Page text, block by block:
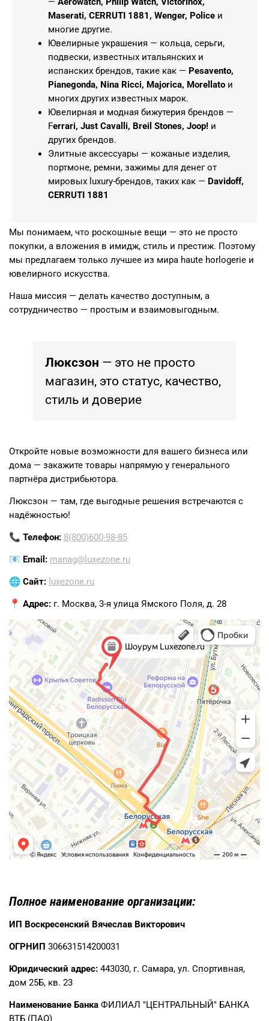
Maserati, CERRUTI 1881, Wenger, Police и
многие другие.
Ювелирные украшения — кольца, серьги,
подвески, известных итальянских и
испанских брендов, такие как — Pesavento,
Pianegonda, Nina Ricci, Majorica, Morellato и
многих других известных марок.
Ювелирная и модная бижутерия брендов —
Ferrari, Just Cavalli, Breil Stones, Joop! и
других брендов.
Элитные аксессуары — кожаные изделия,
портмоне, ремни, зажимы для денег от
мировых luxury-брендов, таких как — Davidoff,
CERRUTI 1881
Мы понимаем, что роскошные вещи — это не просто
покупки, а вложения в имидж, стиль и престиж. Поэтому
мы предлагаем только лучшее из мира haute horlogerie и
ювелирного искусства.
Наша миссия — делать качество доступным, а
сотрудничество — простым и взаимовыгодным.
Люксзон — это не просто
магазин, это статус, качество,
стиль и доверие
Откройте новые возможности для вашего бизнеса или
дома — закажите товары напрямую у генерального
партнёра дистрибьютора.
Люксзон — там, где выгодные решения встречаются с
надёжностью!
📞 Телефон: 8(800)600-98-85
📧 Email: manag@luxezone.ru
🌐 Сайт: luxezone.ru
📍 Адрес: г. Москва, 3-я улица Ямского Поля, д. 28
Полное наименование организации:
ИП Воскресенский Вячеслав Викторович
ОГРНИП 306631514200031
Юридический адрес: 443030, г. Самара, ул. Спортивная,
дом 25Б, кв. 23
Наименование Банка ФИЛИАЛ "ЦЕНТРАЛЬНЫЙ" БАНКА
ВТБ (ПАО)